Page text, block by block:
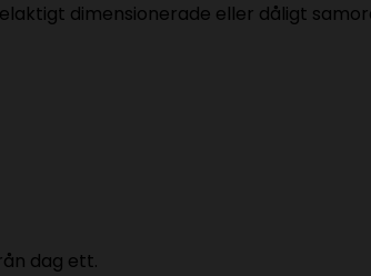
dimensionerade eller dåligt
dag ett.